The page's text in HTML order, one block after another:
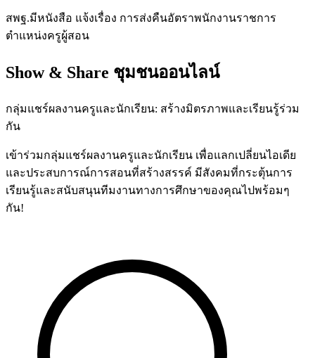
สพฐ.มีหนังสือ แจ้งเรื่อง การส่งคืนอัตราพนักงานราชการ
ตำแหน่งครูผู้สอน
Show & Share ชุมชนออนไลน์
กลุ่มแชร์ผลงานครูและนักเรียน: สร้างมิตรภาพและเรียนรู้ร่วม
กัน
เข้าร่วมกลุ่มแชร์ผลงานครูและนักเรียน เพื่อแลกเปลี่ยนไอเดีย
และประสบการณ์การสอนที่สร้างสรรค์ มีสังคมที่กระตุ้นการ
เรียนรู้และสนับสนุนทีมงานทางการศึกษาของคุณไปพร้อมๆ
กัน!